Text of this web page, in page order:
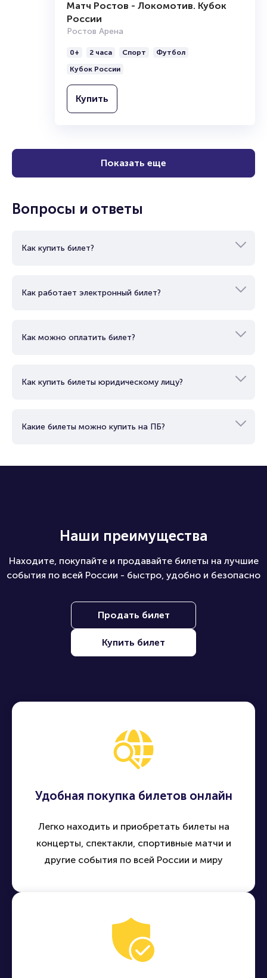
Матч Ростов - Локомотив. Кубок
России
Ростов Арена
0+ 2 часа Спорт
Футбол
Кубок России
Купить
Показать еще
Вопросы и ответы
Как купить билет?
Как работает электронный билет?
Как можно оплатить билет?
Как купить билеты юридическому лицу?
Какие билеты можно купить на ПБ?
Наши преимущества
Находите, покупайте и продавайте билеты на лучшие
события по всей России - быстро, удобно и безопасно
Продать билет
Купить билет
Удобная покупка билетов онлайн
Легко находить и приобретать билеты на
концерты, спектакли, спортивные матчи и
другие события по всей России и миру